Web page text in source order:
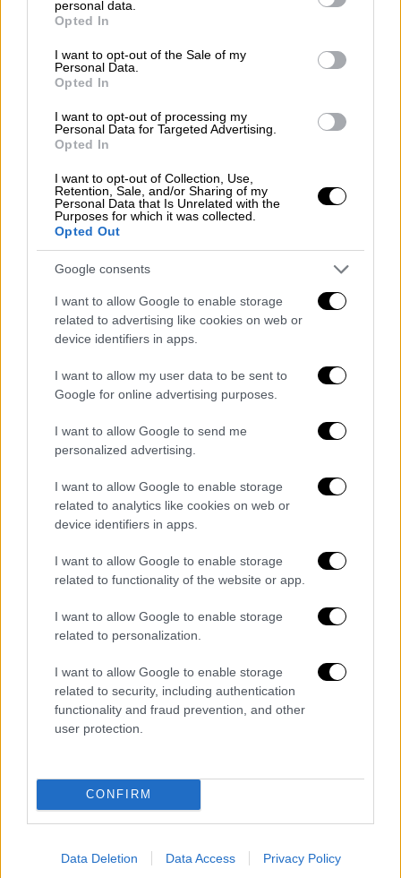
grant or deny consent to Google and its third-party tags to
use your data for below specified purposes in below Google
consent section.
personal data.
Opted In
I want to opt-out of the Sale of my
Personal Data.
Opted In
I want to opt-out of processing my
Personal Data for Targeted Advertising.
Opted In
I want to opt-out of Collection, Use,
Retention, Sale, and/or Sharing of my
Personal Data that Is Unrelated with the
Purposes for which it was collected.
Opted Out
Google consents
I want to allow Google to enable storage
related to advertising like cookies on web or
device identifiers in apps.
I want to allow my user data to be sent to
Google for online advertising purposes.
I want to allow Google to send me
personalized advertising.
I want to allow Google to enable storage
related to analytics like cookies on web or
device identifiers in apps.
I want to allow Google to enable storage
related to functionality of the website or app.
I want to allow Google to enable storage
related to personalization.
I want to allow Google to enable storage
related to security, including authentication
functionality and fraud prevention, and other
user protection.
CONFIRM
Data Deletion Data Access Privacy Policy
κινηματογραφική τους πρεμιέρα
Σινεμά|03.03.2019 18:53
O Τζουντ Λο μιλά αποκλειστικά στο
ΕΘΝΟΣ για την Captain Marvel
Ο 47χρονος ηθοποιός µιλά για το
υπερηρωικό µπλοκµπάστερ στο οποίο
πρωταγωνιστεί, αποκαλύπτει ποιος τον
αναφέρεται στη χηµεία που είχε η
συνεργασία του µε την Μπρι Λάρσον
ΑΛΛΑ #TAGS
Marvel
κόμικς
TV Έθνος
Τζουντ Λο
Star Trek
ειδήσεις τώρα